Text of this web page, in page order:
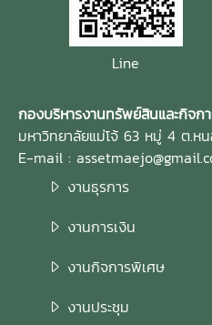
Line
กองบริหารงานทรัพย์สินและกิจก
มหาวิทยาลัยแม่โจ้ 63 หมู่ 4 ต.ห
E-mail :
งานธุรการ
งานการเ
งานกิจการพิเ
งานประชุ